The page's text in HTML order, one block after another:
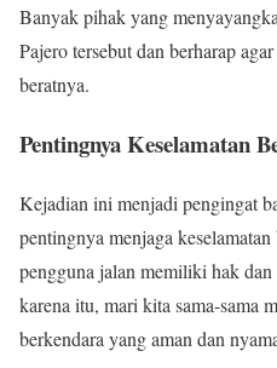
Banyak pihak yang
Pajero tersebut dan berharap
beratnya.
Pentingnya Keselamatan
Kejadian ini menjadi pengingat
pentingnya menjaga
pengguna jalan memiliki hak
karena itu, mari kita sama-sama
berkendara yang aman dan